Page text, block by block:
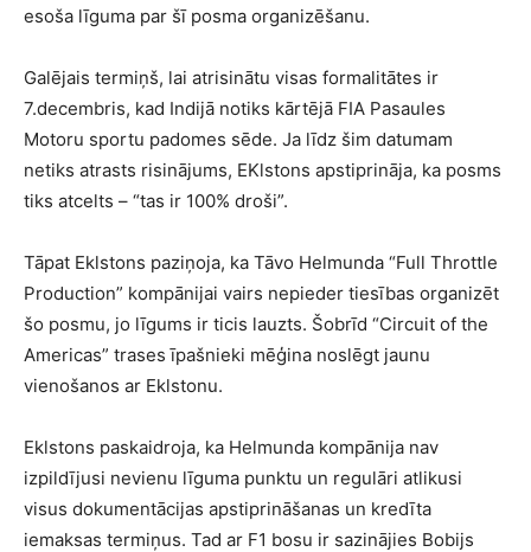
esoša līguma par šī posma organizēšanu.
Galējais termiņš, lai atrisinātu visas formalitātes ir
7.decembris, kad Indijā notiks kārtējā FIA Pasaules
Motoru sportu padomes sēde. Ja līdz šim datumam
netiks atrasts risinājums, EKlstons apstiprināja, ka posms
tiks atcelts – “tas ir 100% droši”.
Tāpat Eklstons paziņoja, ka Tāvo Helmunda “Full Throttle
Production” kompānijai vairs nepieder tiesības organizēt
šo posmu, jo līgums ir ticis lauzts. Šobrīd “Circuit of the
Americas” trases īpašnieki mēģina noslēgt jaunu
vienošanos ar Eklstonu.
Eklstons paskaidroja, ka Helmunda kompānija nav
izpildījusi nevienu līguma punktu un regulāri atlikusi
visus dokumentācijas apstiprināšanas un kredīta
iemaksas termiņus. Tad ar F1 bosu ir sazinājies Bobijs